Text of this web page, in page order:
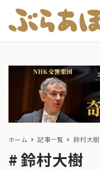
ホーム 記事一覧 鈴村大樹
鈴村大樹